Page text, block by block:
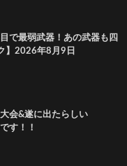
で最弱武器！あの武器も四
】2026年8月9日
会&遂に出たらしい
す！！